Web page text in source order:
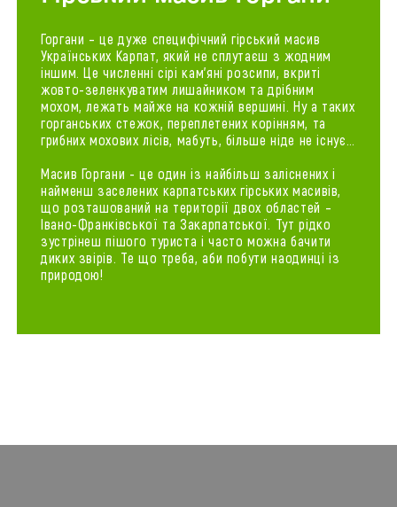
Горгани – це дуже специфічний гірський масив
Українських Карпат, який не сплутаєш з жодним
іншим. Це численні сірі кам’яні розсипи, вкриті
жовто-зеленкуватим лишайником та дрібним
мохом, лежать майже на кожній вершині. Ну а таких
горганських стежок, переплетених корінням, та
грибних мохових лісів, мабуть, більше ніде не існує…
Масив Горгани - це один із найбільш заліснених і
найменш заселених карпатських гірських масивів,
що розташований на території двох областей –
Івано-Франківської та Закарпатської. Тут рідко
зустрінеш пішого туриста і часто можна бачити
диких звірів. Те що треба, аби побути наодинці із
природою!